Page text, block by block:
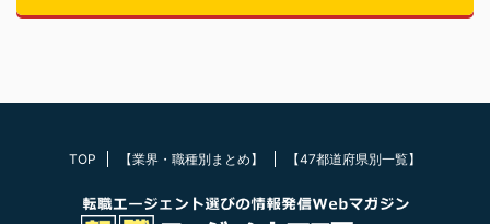
TOP 【業界・職種別まとめ】 【47都道府県別一覧】